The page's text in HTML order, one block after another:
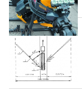
23.03.2026